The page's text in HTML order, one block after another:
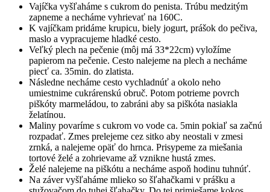
Vajíčka vyšľaháme s cukrom do penista. Trúbu medzitým
zapneme a necháme vyhrievať na 160C.
K vajíčkam pridáme krupicu, biely jogurt, prášok do pečiva,
maslo a vypracujeme hladké cesto.
Veľký plech na pečenie (môj má 33*22cm) vyložíme
papierom na pečenie. Cesto nalejeme na plech a necháme
piecť ca. 35min. do zlatista.
Následne necháme cesto vychladnúť a okolo neho
umiestnime cukrárenskú obruč. Potom potrieme povrch
piškóty marmeládou, to zabráni aby sa piškóta nasiakla
želatínou.
Maliny povaríme s cukrom vo vode ca. 5min pokiaľ sa začnú
rozpadať. Zmes prelejeme cez sitko aby neostali v zmesi
zrnká, a nalejeme opäť do hrnca. Prisypeme za miešania
tortové želé a zohrievame až vznikne hustá zmes.
Želé nalejeme na piškótu a necháme aspoň hodinu tuhnúť.
Na záver vyšľaháme mlieko so šľahačkami v prášku a